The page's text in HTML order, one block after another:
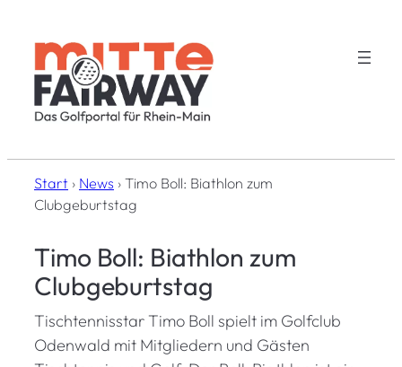
Inhalt
springen
Start › News › Timo Boll: Biathlon zum
Clubgeburtstag
Timo Boll: Biathlon zum
Clubgeburtstag
Tischtennisstar Timo Boll spielt im Golfclub
Odenwald mit Mitgliedern und Gästen